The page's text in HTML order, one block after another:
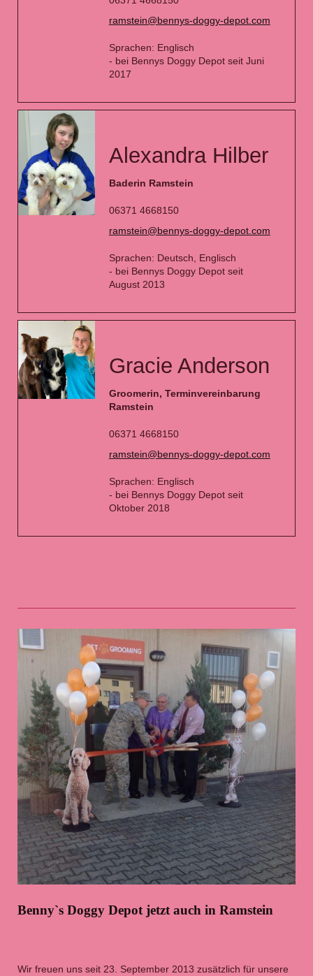
ramstein@bennys-doggy-depot.com
Sprachen: Englisch
- bei Bennys Doggy Depot seit Juni
2017
Alexandra Hilber
Baderin Ramstein
06371 4668150
ramstein@bennys-doggy-depot.com
Sprachen: Deutsch, Englisch
- bei Bennys Doggy Depot seit
August 2013
Gracie Anderson
Groomerin, Terminvereinbarung
Ramstein
06371 4668150
ramstein@bennys-doggy-depot.com
Sprachen: Englisch
- bei Bennys Doggy Depot seit
Oktober 2018
Benny`s Doggy Depot jetzt auch in Ramstein
Wir freuen uns seit 23. September 2013 zusätzlich für unsere